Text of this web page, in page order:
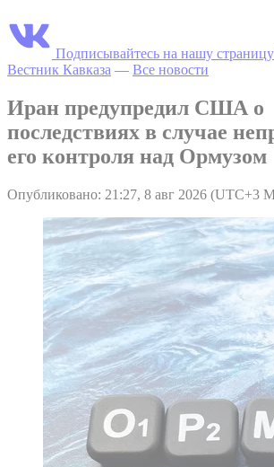
Подписывайтесь на нашу
Вестник Кавказа — Все новости
Иран предупредил США о
последствиях в случае
его контроля над Ормузом
Опубликовано: 21:27, 8 авг 2026 (UTC+3